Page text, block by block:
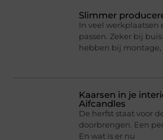
Slimmer
In veel werkplaatsen
passen. Zeker bij
hebben bij montage,
Kaarsen in je
Aifcandles
De herfst staat voor
doorbrengen. Een
En wat is er nu